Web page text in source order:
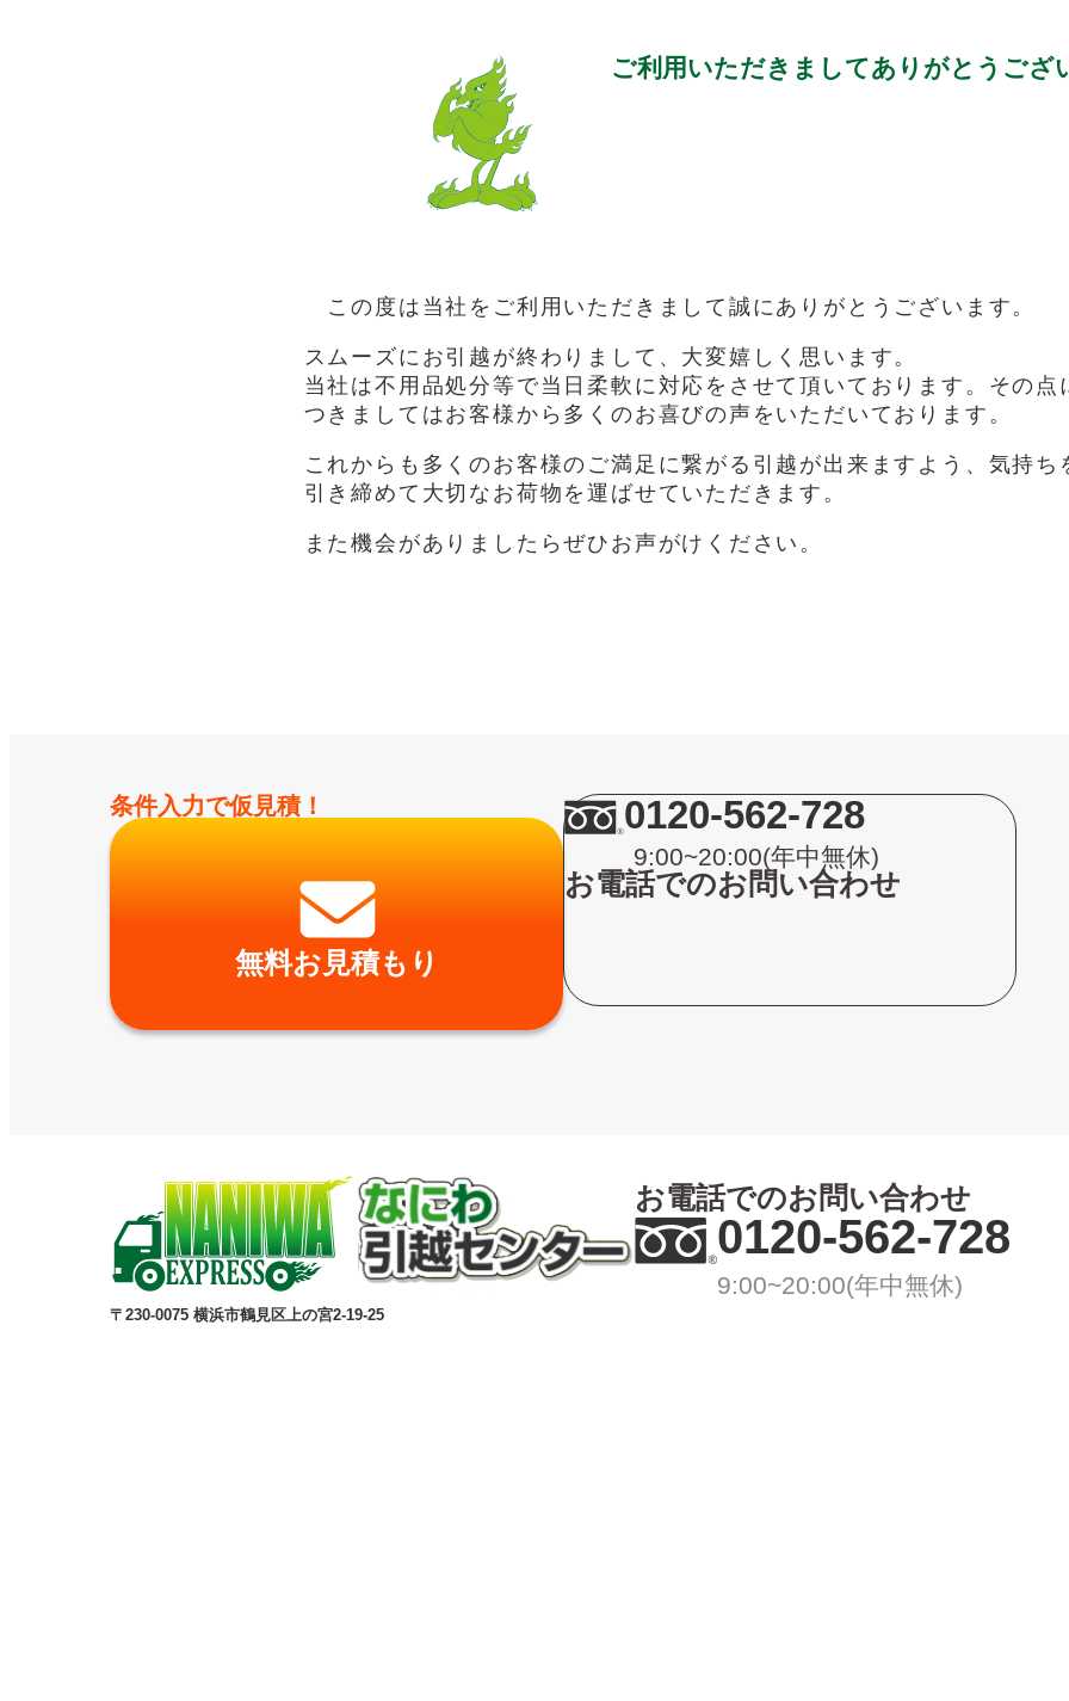
ご利用いただきましてありがとうござ
この度は当社をご利用いただきまして誠にありがとうございます。
スムーズにお引越が終わりまして、大変嬉しく思います。
当社は不用品処分等で当日柔軟に対応をさせて頂いております。その点
つきましてはお客様から多くのお喜びの声をいただいております。
これからも多くのお客様のご満足に繋がる引越が出来ますよう、気持ち
引き締めて大切なお荷物を運ばせていただきます。
また機会がありましたらぜひお声がけください。
条件入力で仮見積！
無料お見積もり
0120-562-728
9:00~20:00(年中無休)
お電話でのお問い合わせ
〒230-0075 横浜市鶴見区上の宮2-19-25
お電話でのお問い合わせ
0120-562-728
9:00~20:00(年中無休)